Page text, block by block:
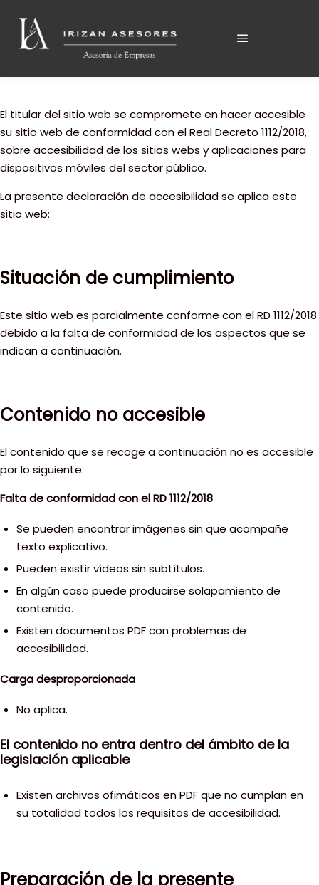
Declaración de Accesibilidad
El titular del sitio web se compromete en hacer accesible
su sitio web de conformidad con elReal Decreto 1112/2018,
sobre accesibilidad de los sitios webs y aplicaciones para
dispositivos móviles del sector público.
La presente declaración de accesibilidad se aplica este
sitio web:
Situación de cumplimiento
Este sitio web es parcialmente conforme con el RD 1112/2018
debido a la falta de conformidad de los aspectos que se
indican a continuación.
Contenido no accesible
El contenido que se recoge a continuación no es accesible
por lo siguiente:
Falta de conformidad con el RD 1112/2018
Se pueden encontrar imágenes sin que acompañe
texto explicativo.
Pueden existir vídeos sin subtítulos.
En algún caso puede producirse solapamiento de
contenido.
Existen documentos PDF con problemas de
accesibilidad.
Carga desproporcionada
No aplica.
El contenido no entra dentro del ámbito de la
legislación aplicable
Existen archivos ofimáticos en PDF que no cumplan en
su totalidad todos los requisitos de accesibilidad.
Preparación de la presente